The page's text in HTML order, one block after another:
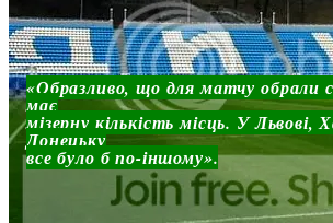
«Образливо, що для матчу обрали
має
мізерну кількість місць. У Львові,
Донецьку
все було б по-іншому».